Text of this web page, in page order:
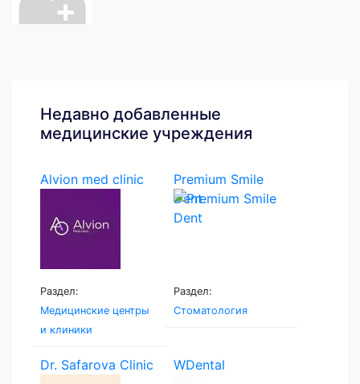
Недавно добавленные
медицинские учреждения
Alvion med clinic
Раздел:
Медицинские центры
и клиники
Premium Smile
Dent
Раздел:
Стоматология
Dr. Safarova Clinic WDental